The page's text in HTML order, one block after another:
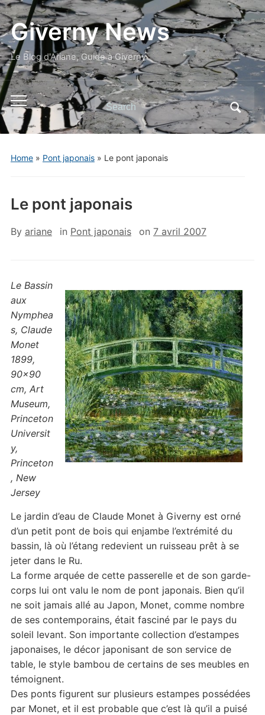
Giverny News
Le Blog d'Ariane, Guide à Giverny
Toggle
mobile
menu
Search
for:
Home» Pont japonais» Le pont japonais
Le pont japonais
By ariane in Pont japonais on 7 avril 2007
Le Bassin
aux
Nymphea
s, Claude
Monet
1899,
90×90
cm, Art
Museum,
Princeton
Universit
y,
Princeton
, New
Jersey
Le jardin d’eau de Claude Monet à Giverny est orné
d’un petit pont de bois qui enjambe l’extrémité du
bassin, là où l’étang redevient un ruisseau prêt à se
jeter dans le Ru.
La forme arquée de cette passerelle et de son garde-
corps lui ont valu le nom de pont japonais. Bien qu’il
ne soit jamais allé au Japon, Monet, comme nombre
de ses contemporains, était fasciné par le pays du
soleil levant. Son importante collection d’estampes
japonaises, le décor japonisant de son service de
table, le style bambou de certains de ses meubles en
témoignent.
Des ponts figurent sur plusieurs estampes possédées
par Monet, et il est probable que c’est là qu’il a puisé